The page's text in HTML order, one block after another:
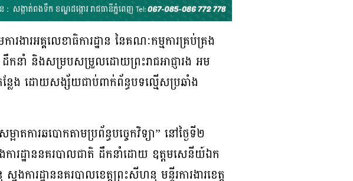
ងារអគ្គលេខាធិការដ្ឋាន នៃគណៈកម្មការគ្រប់គ្រង
កនាំ និងសម្របសម្រួលដោយព្រះរាជអាជ្ញារង អម
ែង ដោយសង្ស័យជាប់ពាក់ព័ន្ធបទល្មើសប្រឆាំង
តការឆបោកតាមប្រព័ន្ធបច្ចេកវិទ្យា” នៅថ្ងៃទី២
ងការដ្ឋាននគរបាលជាតិ ដឹកនាំដោយ ឧត្តមសេនីយ៍ឯក
រដ្ឋាននគរបាលខេត្តព្រះសីហនុ មន្ទីរការងារខេត្ត